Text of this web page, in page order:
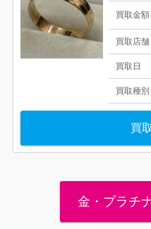
買取金額
買取店舗
買取日
買取種別
買
金・プラチ